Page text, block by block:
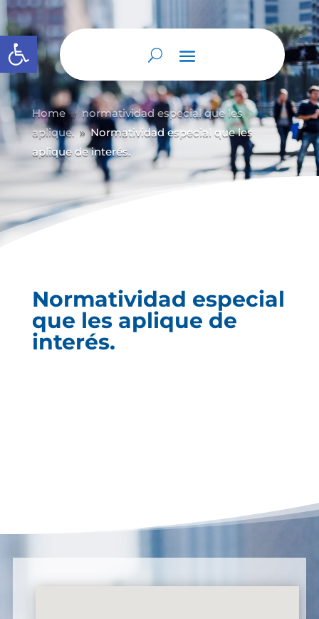
Abrir barra de herramientas
Home 9 normatividad especial que les
aplique. 9 Normatividad especial que les
aplique de interés.
Normatividad especial
que les aplique de
interés.